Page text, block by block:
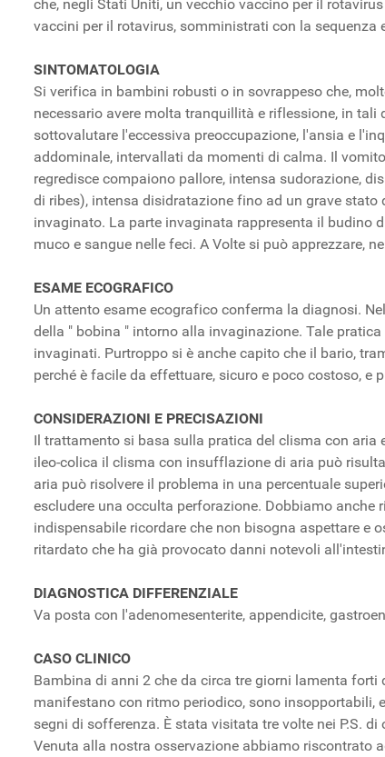
che, negli Stati Uniti, un vecchio vaccino per il
vaccini per il rotavirus, somministrati con la
SINTOMATOLOGIA
Si verifica in bambini robusti o in sovrappeso che,
necessario avere molta tranquillità e riflessione, in
sottovalutare l'eccessiva preoccupazione, l'ansia e
addominale, intervallati da momenti di calma. Il
regredisce compaiono pallore, intensa sudorazione,
di ribes), intensa disidratazione fino ad un grave
invaginato. La parte invaginata rappresenta il budino
muco e sangue nelle feci. A Volte si può apprezzare,
ESAME ECOGRAFICO
Un attento esame ecografico conferma la diagnosi.
della " bobina " intorno alla invaginazione. Tale
invaginati. Purtroppo si è anche capito che il bario,
perché è facile da effettuare, sicuro e poco costoso,
CONSIDERAZIONI E PRECISAZIONI
Il trattamento si basa sulla pratica del clisma con aria
ileo-colica il clisma con insufflazione di aria può
aria può risolvere il problema in una percentuale
escludere una occulta perforazione. Dobbiamo anche
indispensabile ricordare che non bisogna aspettare e
ritardato che ha già provocato danni notevoli
DIAGNOSTICA DIFFERENZIALE
Va posta con l'adenomesenterite, appendicite,
CASO CLINICO
Bambina di anni 2 che da circa tre giorni lamenta
manifestano con ritmo periodico, sono insopportabili,
segni di sofferenza. È stata visitata tre volte nei P.S.
Venuta alla nostra osservazione abbiamo riscontrato